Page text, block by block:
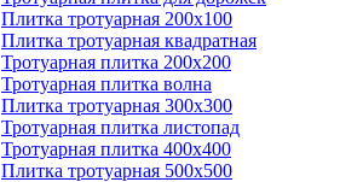
Плитка тротуарная 200х100
Плитка тротуарная квадратная
Тротуарная плитка 200х200
Тротуарная плитка волна
Плитка тротуарная 300х300
Тротуарная плитка листопад
Тротуарная плитка 400х400
Плитка тротуарная 500x500